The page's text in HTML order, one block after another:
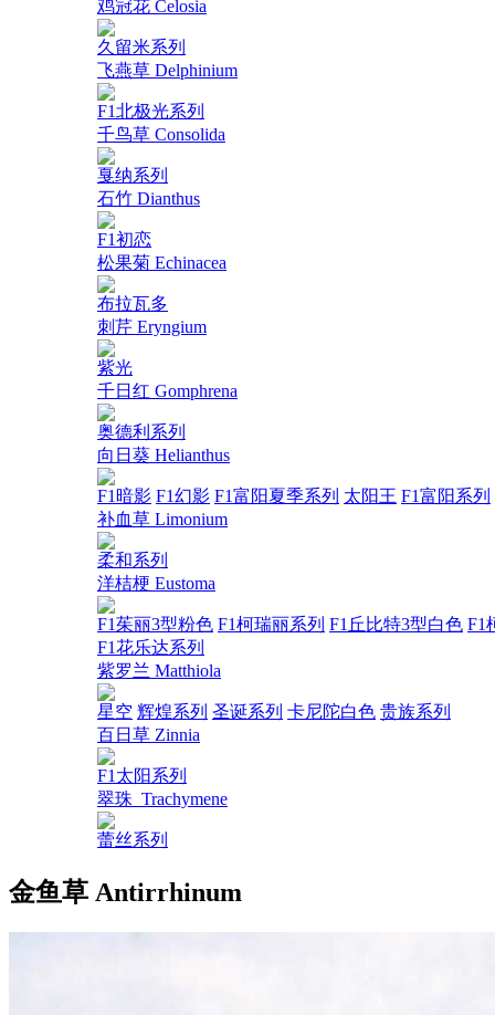
鸡冠花 Celosia
久留米系列
飞燕草 Delphinium
F1北极光系列
千鸟草 Consolida
戛纳系列
石竹 Dianthus
F1初恋
松果菊 Echinacea
布拉瓦多
刺芹 Eryngium
紫光
千日红 Gomphrena
奥德利系列
向日葵 Helianthus
F1暗影 F1幻影 F1富阳夏季系列 太阳王 F1富阳系列
补血草 Limonium
柔和系列
洋桔梗 Eustoma
F1茱丽3型粉色 F1柯瑞丽系列 F1丘比特3型白色 F1
F1花乐达系列
紫罗兰 Matthiola
星空 辉煌系列 圣诞系列 卡尼陀白色 贵族系列
百日草 Zinnia
F1太阳系列
翠珠_Trachymene
蕾丝系列
金鱼草 Antirrhinum